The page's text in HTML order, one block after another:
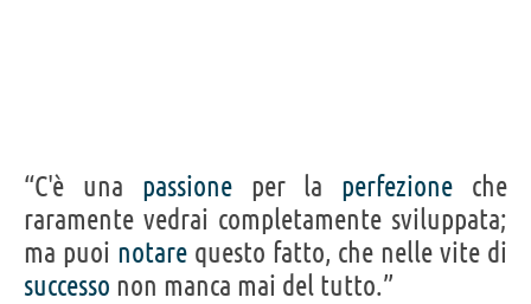
“C'è una passioneper la perfezione che
raramente vedrai completamente sviluppata;
ma puoi notarequesto fatto, che nelle vite di
successo non manca mai del tutto.”